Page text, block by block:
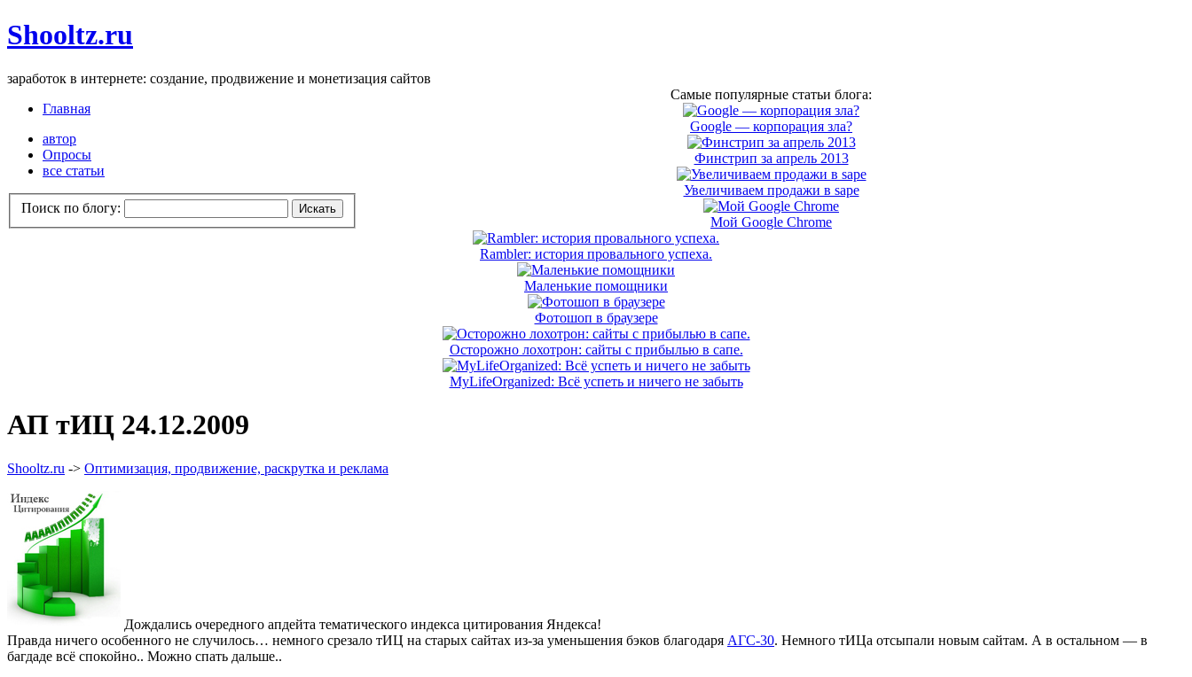
Shooltz.ru
заработок в интернете: создание, продвижение и монетизация сайтов
Главная
автор
Опросы
все статьи
Поиск по блогу:
Самые популярные статьи блога:
Google — корпорация зла?
Финстрип за апрель 2013
Увеличиваем продажи в sape
Мой Google Chrome
Rambler: история провального успеха.
Маленькие помощники
Фотошоп в браузере
Осторожно лохотрон: сайты с прибылью в сапе.
MyLifeOrganized: Всё успеть и ничего не забыть
АП тИЦ 24.12.2009
Shooltz.ru -> Оптимизация, продвижение, раскрутка и реклама
Дождались очередного апдейта тематического индекса цитирования Яндекса!
Правда ничего особенного не случилось… немного срезало тИЦ на старых сайтах из-за уменьшения бэков благодаря АГС-30. Немного тИЦа отсыпали новым сайтам. А в остальном — в
багдаде всё спокойно.. Можно спать дальше..